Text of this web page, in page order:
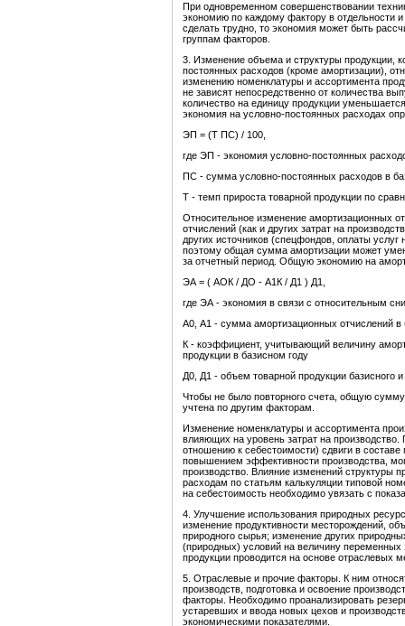
При одновременном совершенствовании
экономию по каждому фактору в отдельности
сделать трудно, то экономия может быть
группам факторов.
3. Изменение объема и структуры продукции,
постоянных расходов (кроме амортизации),
изменению номенклатуры и ассортимента
не зависят непосредственно от количества
количество на единицу продукции
экономия на условно-постоянных расходах
ЭП = (Т ПС) / 100,
где ЭП - экономия условно-постоянных
ПС - сумма условно-постоянных расходов в
Т - темп прироста товарной продукции по
Относительное изменение амортизационных
отчислений (как и других затрат на
других источников (спецфондов, оплаты
поэтому общая сумма амортизации может
за отчетный период. Общую экономию на
ЭА = ( АОК / ДО - А1К / Д1 ) Д1,
где ЭА - экономия в связи с относительным
А0, А1 - сумма амортизационных отчислений в
К - коэффициент, учитывающий величину
продукции в базисном году
Д0, Д1 - объем товарной продукции базисного и
Чтобы не было повторного счета, общую
учтена по другим факторам.
Изменение номенклатуры и ассортимента
влияющих на уровень затрат на
отношению к себестоимости) сдвиги в
повышением эффективности производства,
производство. Влияние изменений структуры
расходам по статьям калькуляции типовой
на себестоимость необходимо увязать с
4. Улучшение использования природных
изменение продуктивности месторождений,
природного сырья; изменение других
(природных) условий на величину переменных
продукции проводится на основе
5. Отраслевые и прочие факторы. К ним
производств, подготовка и освоение
факторы. Необходимо проанализировать
устаревших и ввода новых цехов и
экономическими показателями.